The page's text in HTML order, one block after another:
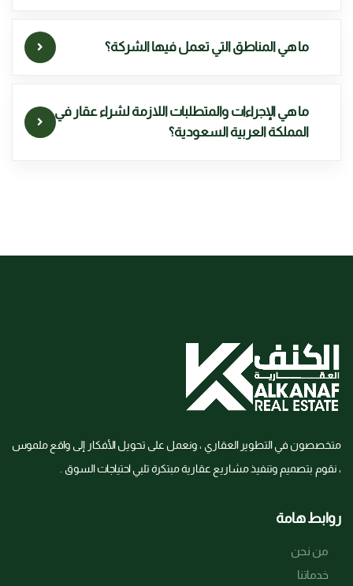
ما هي المناطق التي تعمل فيها الشركة؟
ما هي الإجراءات والمتطلبات اللازمة لشراء عقار في
المملكة العربية السعودية؟
متخصصون في التطوير العقاري ، ونعمل على تحويل الأفكار إلى واقع ملموس
، نقوم بتصميم وتنفيذ مشاريع عقارية مبتكرة تلبي احتياجات السوق .
روابط هامة
من نحن
خدماتنا